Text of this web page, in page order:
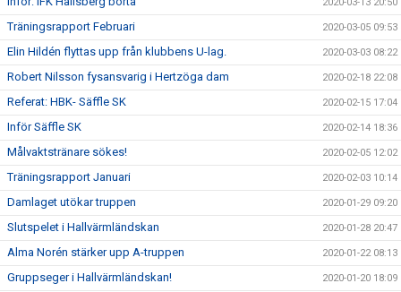
Träningsrapport Februari 2020-03-05 09:53
Elin Hildén flyttas upp från klubbens U-lag. 2020-03-03 08:22
Robert Nilsson fysansvarig i Hertzöga dam 2020-02-18 22:08
Referat: HBK- Säffle SK 2020-02-15 17:04
Inför Säffle SK 2020-02-14 18:36
Målvaktstränare sökes! 2020-02-05 12:02
Träningsrapport Januari 2020-02-03 10:14
Damlaget utökar truppen 2020-01-29 09:20
Slutspelet i Hallvärmländskan 2020-01-28 20:47
Alma Norén stärker upp A-truppen 2020-01-22 08:13
Gruppseger i Hallvärmländskan! 2020-01-20 18:09